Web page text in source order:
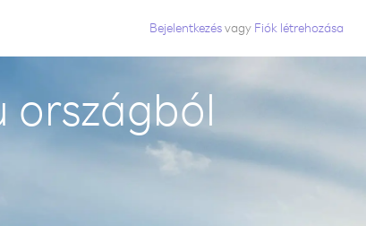
Bejelentkezésvagy Fiók létrehozása
országból